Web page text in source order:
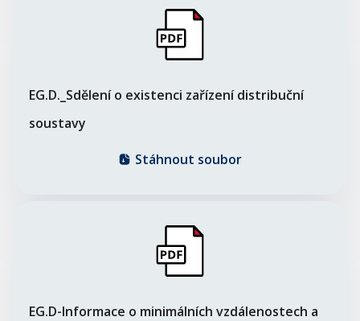
EG.D._Sdělení o existenci zařízení distribuční
soustavy
Stáhnout soubor
EG.D-Informace o minimálních vzdálenostech a